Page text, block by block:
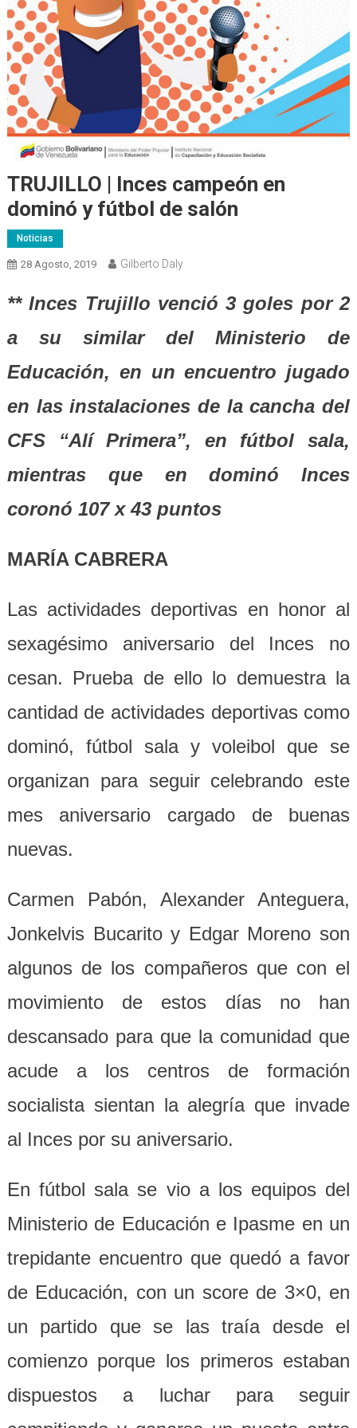
TRUJILLO | Inces campeón en
dominó y fútbol de salón
Noticias
28 Agosto, 2019 Gilberto Daly
** Inces Trujillo venció 3 goles por 2
a su similar del Ministerio de
Educación, en un encuentro jugado
en las instalaciones de la cancha del
CFS “Alí Primera”, en fútbol sala,
mientras que en dominó Inces
coronó 107 x 43 puntos
MARÍA CABRERA
Las actividades deportivas en honor al
sexagésimo aniversario del Inces no
cesan. Prueba de ello lo demuestra la
cantidad de actividades deportivas como
dominó, fútbol sala y voleibol que se
organizan para seguir celebrando este
mes aniversario cargado de buenas
nuevas.
Carmen Pabón, Alexander Anteguera,
Jonkelvis Bucarito y Edgar Moreno son
algunos de los compañeros que con el
movimiento de estos días no han
descansado para que la comunidad que
acude a los centros de formación
socialista sientan la alegría que invade
al Inces por su aniversario.
En fútbol sala se vio a los equipos del
Ministerio de Educación e Ipasme en un
trepidante encuentro que quedó a favor
de Educación, con un score de 3×0, en
un partido que se las traía desde el
comienzo porque los primeros estaban
dispuestos a luchar para seguir